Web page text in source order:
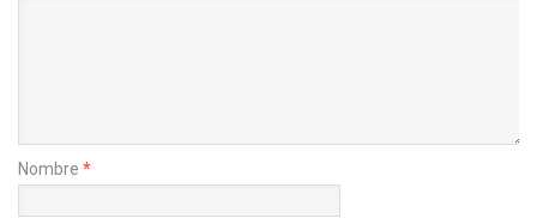
Nombre *